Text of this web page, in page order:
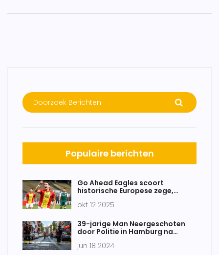
Populaire berichten
Go Ahead Eagles scoort
historische Europese zege,
onder druk
okt 12 2025
39-jarige Man Neergeschoten
door Politie in Hamburg na
Voorwerp
jun 18 2024